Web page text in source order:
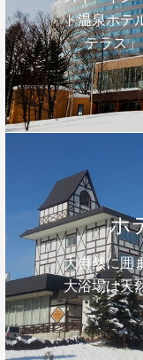
ト温泉ホテ
テラス
ホ
大自然に囲
大浴場は天